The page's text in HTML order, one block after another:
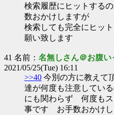
検索履歴にヒットする
数おかけしますが
検索しても完全にヒッ
願い致します
41 名前： 名無しさん＠お腹い
2021/05/25(Tue) 16:11
>>40 今別の方に教えて
達が何度も注意してい
にも関わらず 何度もス
事です お手数おかけ